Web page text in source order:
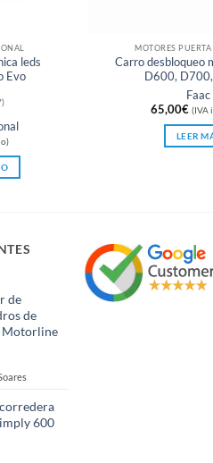
leds
Evo
MOTORES PUERTA
Carro desbloqueo
D600,
Faac
65,00€ (IVA
LEER
de
de
Motorline
600